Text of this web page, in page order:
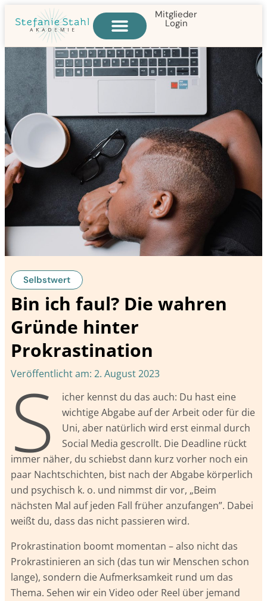
Mitglieder
Login
Selbstwert
Bin ich faul? Die wahren
Gründe hinter
Prokrastination
Veröffentlicht am: 2. August 2023
S
icher kennst du das auch: Du hast eine
wichtige Abgabe auf der Arbeit oder für die
Uni, aber natürlich wird erst einmal durch
Social Media gescrollt. Die Deadline rückt
immer näher, du schiebst dann kurz vorher noch ein
paar Nachtschichten, bist nach der Abgabe körperlich
und psychisch k. o. und nimmst dir vor, „Beim
nächsten Mal auf jeden Fall früher anzufangen”. Dabei
weißt du, dass das nicht passieren wird.
Prokrastination boomt momentan – also nicht das
Prokrastinieren an sich (das tun wir Menschen schon
lange), sondern die Aufmerksamkeit rund um das
Thema. Sehen wir ein Video oder Reel über jemand